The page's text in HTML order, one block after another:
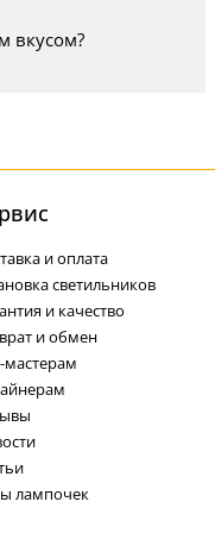
вкусом?
и оплата
светильников
и качество
и обмен
мастерам
лампочек